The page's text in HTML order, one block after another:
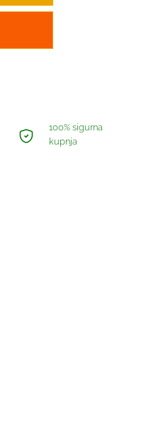
100% sigurna
kupnja